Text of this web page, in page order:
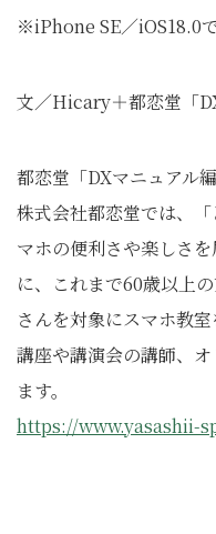
※iPhone SE／iOS18.0で
文／Hicary＋都恋堂「
都恋堂「DXマニュアル編
株式会社都恋堂では、
マホの便利さや楽しさ
に、これまで60歳以上
さんを対象にスマホ教
講座や講演会の講師、
ます。
https://www.yasashii-